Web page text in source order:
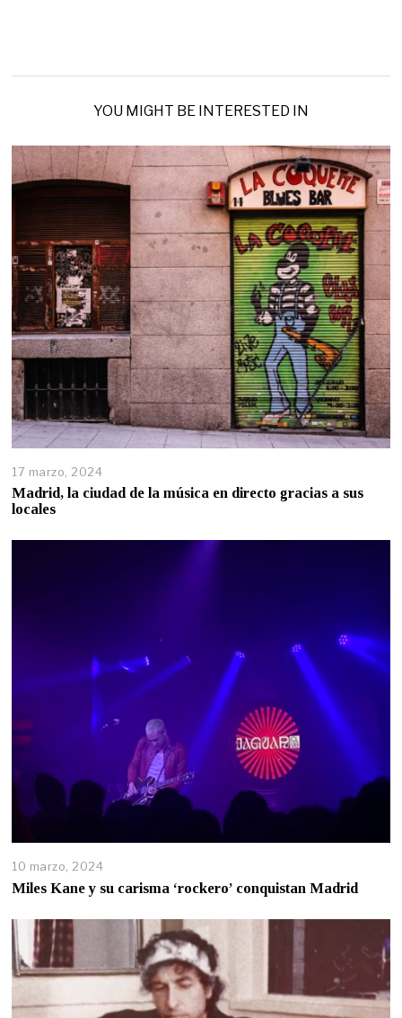
YOU MIGHT BE INTERESTED IN
17 marzo, 2024
Madrid, la ciudad de la música en directo gracias a sus
locales
10 marzo, 2024
Miles Kane y su carisma ‘rockero’ conquistan Madrid